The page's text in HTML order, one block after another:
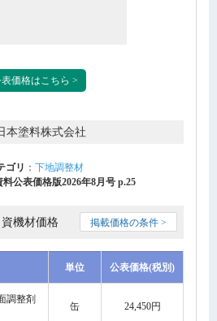
価格はこちら >
本塗料株式会社
ゴリ ： 下地調整材
公表価格版2026年8月号 p.25
機材価格 掲載価格の条件 >
単位 公表価格(税別)
調整剤
缶 24,450円